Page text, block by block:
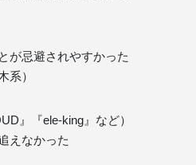
が忌避されやすかった
系）
』『ele-king』など）
えなかった